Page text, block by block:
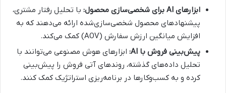
ابزارهای AI برای شخصی‌سازی محصول:
با تحلیل رفتار مشتری،
پیشنهادهای محصول شخصی‌سازی‌شده ارائه می‌دهند که به
افزایش میانگین ارزش سفارش (AOV) کمک می‌کند.
پیش‌بینی فروش با AI:
ابزارهای هوش مصنوعی می‌توانند با
تحلیل داده‌های گذشته، روندهای آتی فروش را پیش‌بینی
کرده و به کسب‌وکارها در برنامه‌ریزی استراتژیک کمک کنند.